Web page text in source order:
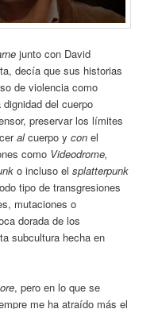
junto con David
decía que sus historias
de violencia como
del cuerpo
preservar los límites
alcuerpo ycon el
como Videodrome,
o incluso elsplatterpunk
tipo de transgresiones
mutaciones o
dorada de los
subcultura hecha en
, pero en lo que se
me ha atraído más el